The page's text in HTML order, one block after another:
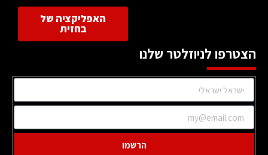
האפליקציה של
בחזית
הצטרפו לניוזלטר שלנו
הרשמו